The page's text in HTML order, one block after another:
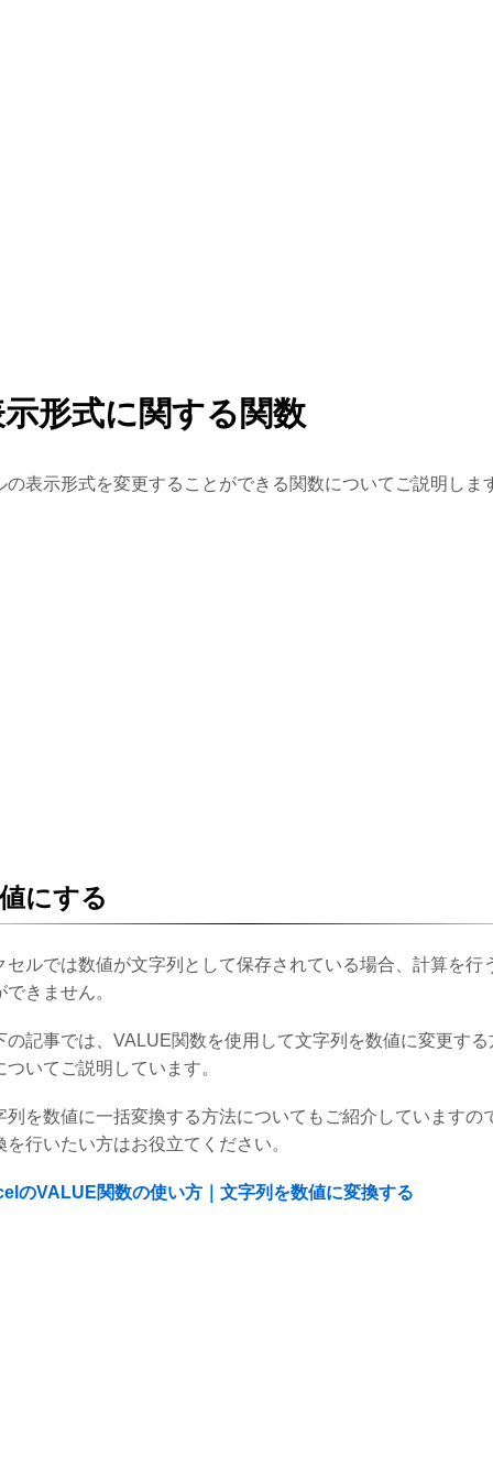
形式に関する関数
の表示形式を変更することができる関数についてご説明しま
にする
セルでは数値が文字列として保存されている場合、計算を行
できません。
の記事では、VALUE関数を使用して文字列を数値に変更する
ついてご説明しています。
列を数値に一括変換する方法についてもご紹介していますの
を行いたい方はお役立てください。
のVALUE関数の使い方｜文字列を数値に変換する